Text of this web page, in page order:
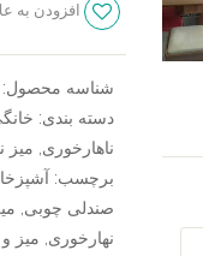
خرچنگیافزودن به
شناسه محصول:
دسته بندی:
ناهارخوری میز
برچسب:
صندلی چوبی
نهارخوری میز